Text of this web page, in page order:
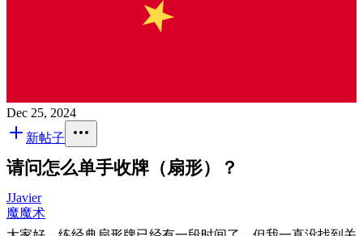
Dec 25, 2024
新帖子
请问怎么单手收牌（扇形）？
JJavier
魔魔术